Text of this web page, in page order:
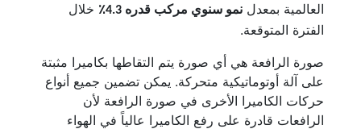
العالمية بمعدل نمو سنوي مركب قدره 4.3٪
خلال
الفترة المتوقعة.
صورة الرافعة هي أي صورة يتم التقاطها بكاميرا مثبتة
على آلة أوتوماتيكية متحركة. يمكن تضمين جميع أنواع
حركات الكاميرا الأخرى في صورة الرافعة لأن
الرافعات قادرة على رفع الكاميرا عالياً في الهواء